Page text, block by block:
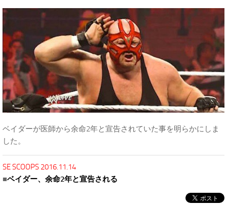
ベイダーが医師から余命2年と宣告されていた事を明らかにしま
した。
SE SCOOPS 2016.11.14
■ベイダー、余命2年と宣告される